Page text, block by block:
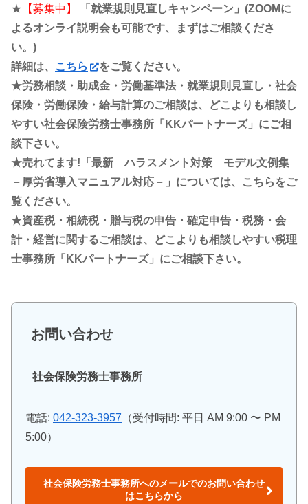
★ 【募集中】
「就業規則見直しキャンペーン」(ZOOMに
よるオンライ説明会も可能です、まずはご相談くださ
い。)
詳細は、
こちら
をご覧ください。
★労務相談・助成金・労働基準法・就業規則見直し・社会
保険・労働保険・給与計算のご相談は、どこよりも相談し
やすい社会保険労務士事務所「KKパートナーズ」にご相
談下さい。
★売れてます!「最新 ハラスメント対策 モデル文例集
－厚労省導入マニュアル対応－」については、こちらをご
覧ください。
★資産税・相続税・贈与税の申告・確定申告・税務・会
計・経営に関するご相談は、どこよりも相談しやすい税理
士事務所「KKパートナーズ」にご相談下さい。
お問い合わせ
社会保険労務士事務所
電話: 042-323-3957 （受付時間: 平日 AM 9:00 〜 PM
5:00）
社会保険労務士事務所へのメールでのお問い合わせ
はこちらから